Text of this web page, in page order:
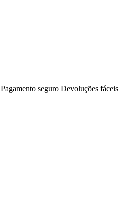
Pagamento seguro Devoluções fáceis